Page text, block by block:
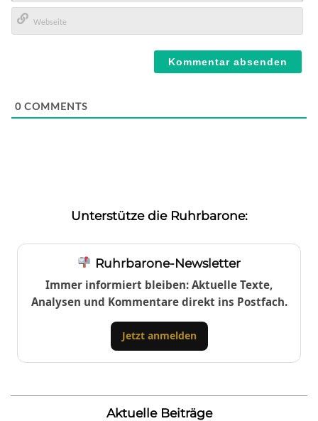
E-
Mail*
0 COMMENTS
Unterstütze die Ruhrbarone:
Ruhrbarone-Newsletter
Immer informiert bleiben: Aktuelle Texte,
Analysen und Kommentare direkt ins Postfach.
Jetzt anmelden
Aktuelle Beiträge